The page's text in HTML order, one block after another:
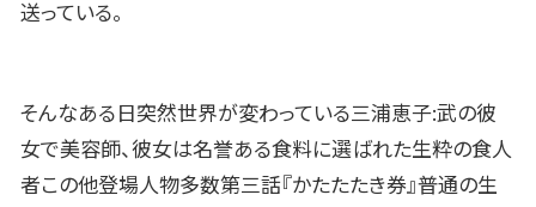
送っている。
そんなある日突然世界が変わっている三浦恵子:武の彼
女で美容師、彼女は名誉ある食料に選ばれた生粋の食人
者この他登場人物多数第三話『かたたたき券』普通の生